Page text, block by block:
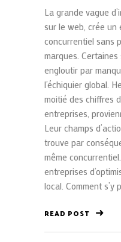
La grande vague
sur le web, crée un
concurrentiel sans
marques.
engloutir par
l’échiquier global.
moitié des chiffres
entreprises,
Leur champs
trouve par
même
entreprises
local. Comment s’y
READ POST